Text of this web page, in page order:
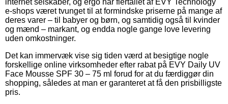
e-shops været tvunget til at formindske priserne på mange af
deres varer – til babyer og børn, og samtidig også til kvinder
og mænd – markant, og endda nogle gange love levering
uden omkostninger.
Det kan immervæk vise sig tiden værd at besigtige nogle
forskellige online virksomheder efter rabat på EVY Daily UV
Face Mousse SPF 30 – 75 ml forud for at du færdiggør din
shopping, således at man er garanteret at få den prisbilligste
pris.